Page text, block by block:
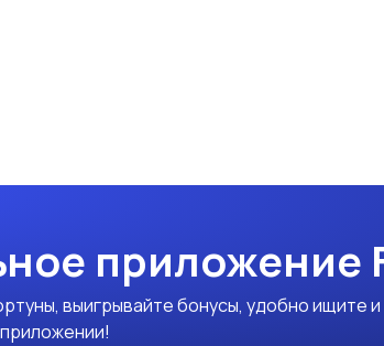
приложение
выигрывайте бонусы, удобно ищите